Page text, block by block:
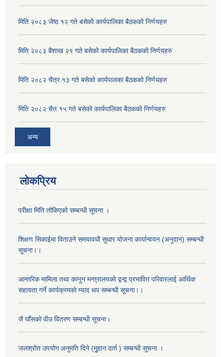
मिति २०८३ जेष्ठ १२ गते बसेको कार्यपालिका बैठकको निर्णयहरु
मिति २०८३ बैशाख २९ गते बसेको कार्यपालिका बैठकको निर्णयहरु
मिति २०८२ चैत्र १३ गते बसेको कार्यपालका बैठकको निर्णयहरु
मिति २०८२ चैत १५ गते बसेको कार्यपालिका बैठकको निर्णयहरु
अन्य
लोकप्रिय
परीक्षा मिति तोकिएको सम्बन्धी सूचना ।
शिक्षण सिकाईमा विताउने समयावधी सुधार योजना कार्यान्वयन (अनुदान) सम्बन्धी
सूचना।।
आन्तरिक मामिला तथा कानुन मन्त्रालयको द्वन्द्व प्रभावित परिवारलाई आर्थिक
सहायता गर्ने कार्यक्रमको म्याद थप सम्बन्धी सूचना।।
जै घाँसको वीउ वितरण सम्बन्धी सूचना।
जलश्रोत उपयोग अनुमति दिने (मुुहान दर्ता ) सम्बन्धी सूचना ।